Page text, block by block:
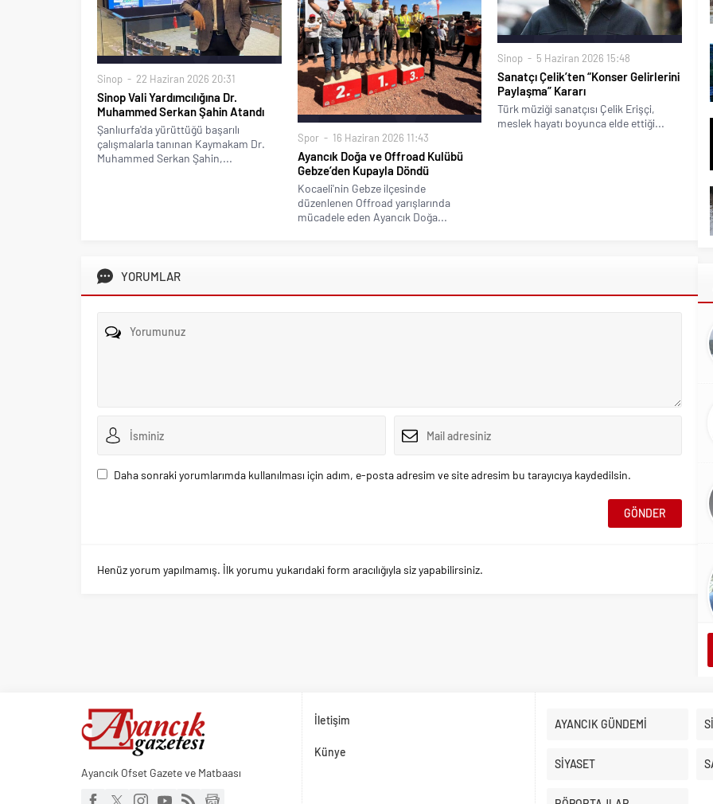
Sinop 22 Haziran 2026 20:31
Sinop Vali Yardımcılığına Dr.
Muhammed Serkan Şahin Atandı
Şanlıurfa'da yürüttüğü başarılı
çalışmalarla tanınan Kaymakam Dr.
Muhammed Serkan Şahin,...
Spor 16 Haziran 2026 11:43
Ayancık Doğa ve Offroad Kulübü
Gebze’den Kupayla Döndü
Kocaeli'nin Gebze ilçesinde
düzenlenen Offroad yarışlarında
mücadele eden Ayancık Doğa...
Sinop 5 Haziran 2026 15:48
Sanatçı Çelik’ten “Konser Gelirlerini
Paylaşma” Kararı
Türk müziği sanatçısı Çelik Erişçi,
meslek hayatı boyunca elde ettiği...
YORUMLAR
Daha sonraki yorumlarımda kullanılması için adım, e-posta adresim ve site adresim bu tarayıcıya kaydedilsin.
Henüz yorum yapılmamış. İlk yorumu yukarıdaki form aracılığıyla siz yapabilirsiniz.
Ayancık Ofset Gazete ve Matbaası
İletişim
Künye
AYANCIK GÜNDEMİ
SİYASET